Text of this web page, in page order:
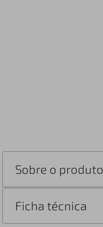
Sobre o produto
Ficha técnica